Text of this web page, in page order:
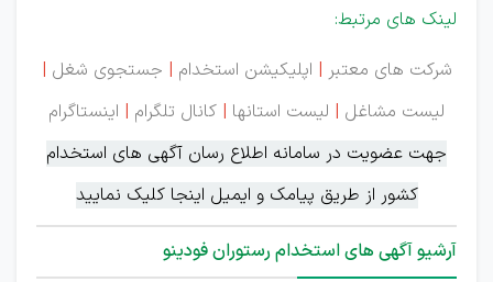
لینک های مرتبط:
شرکت های معتبر | اپلیکیشن استخدام | جستجوی شغل |
لیست مشاغل | لیست استانها | کانال تلگرام | اینستاگرام
جهت عضویت در سامانه اطلاع رسان آگهی های استخدام
کشور از طریق پیامک و ایمیل اینجا کلیک نمایید
آرشیو آگهی های استخدام رستوران فودینو